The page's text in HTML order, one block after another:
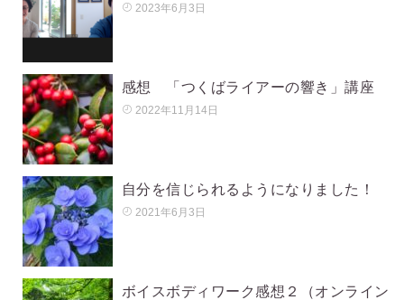
2023年6月3日
感想 「つくばライアーの響き」講座
2022年11月14日
自分を信じられるようになりました！
2021年6月3日
ボイスボディワーク感想２（オンライン